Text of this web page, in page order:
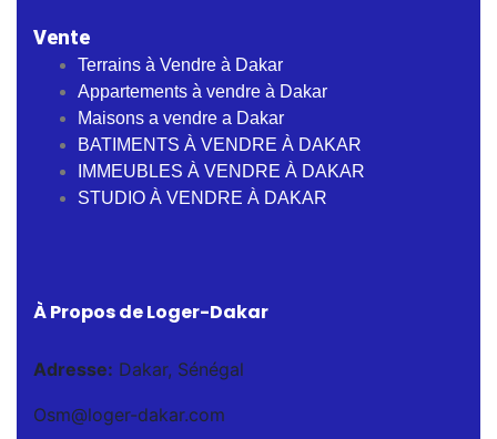
Vente
Terrains à Vendre à Dakar
Appartements à vendre à Dakar
Maisons a vendre a Dakar
BATIMENTS À VENDRE À DAKAR
IMMEUBLES À VENDRE À DAKAR
STUDIO À VENDRE À DAKAR
À Propos de Loger-Dakar
Adresse: Dakar, Sénégal
Osm@loger-dakar.com